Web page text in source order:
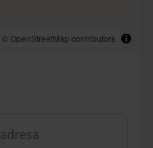
© OpenStreetMap contributors